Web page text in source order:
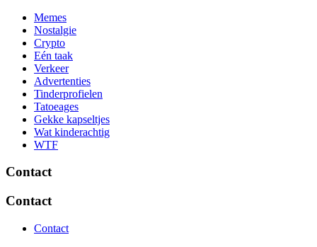
Memes
Nostalgie
Crypto
Eén taak
Verkeer
Advertenties
Tinderprofielen
Tatoeages
Gekke kapseltjes
Wat kinderachtig
WTF
Contact
Contact
Contact